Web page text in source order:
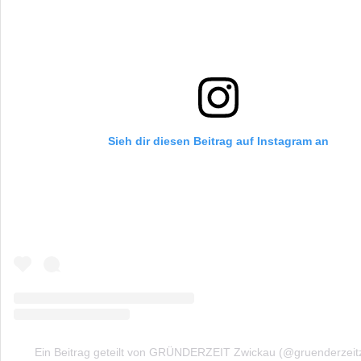
Sieh dir diesen Beitrag auf Instagram an
Ein Beitrag geteilt von GRÜNDERZEIT Zwickau